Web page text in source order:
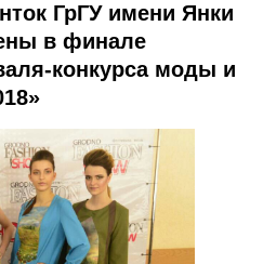
ГрГУ имени Янки
в финале
конкурса моды и